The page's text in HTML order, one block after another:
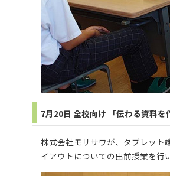
7月20日 全校向け 「伝わる資料を
株式会社モリサワが、タブレット
イアウトについての出前授業を行